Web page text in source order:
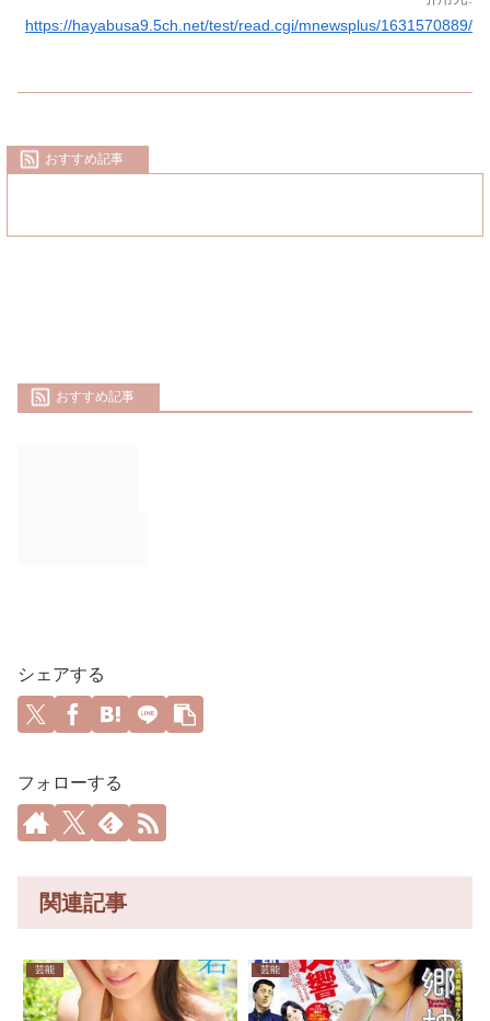
https://hayabusa9.5ch.net/test/read.cgi/mnewsplus/1631570889/
おすすめ記事
おすすめ記事
シェアする
フォローする
関連記事
芸能 芸能